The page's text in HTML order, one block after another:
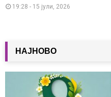
19:28 - 15 јули, 2026
НАЈНОВО